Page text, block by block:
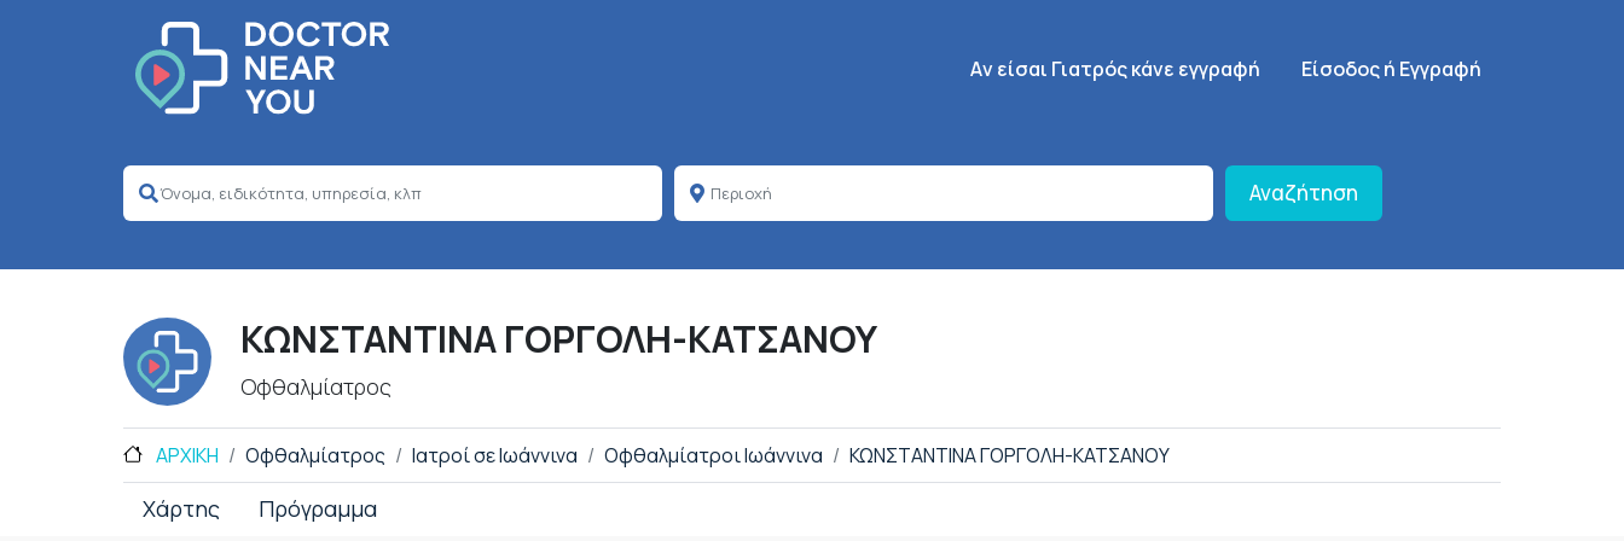
Κεντρική πλοήγηση
Aν είσαι Γιατρός κάνε εγγραφή SignUp Menu
Είσοδος ή Εγγραφή
Αναζήτηση
ΚΩΝΣΤΑΝΤΙΝΑ ΓΟΡΓΟΛΗ-ΚΑΤΣΑΝΟΥ
Οφθαλμίατρος
ΑΡΧΙΚΗ Οφθαλμίατρος Ιατροί σε Ιωάννινα Οφθαλμίατροι Ιωάννινα ΚΩΝΣΤΑΝΤΙΝΑ ΓΟΡΓΟΛΗ-ΚΑΤΣΑΝΟΥ
Χάρτης Πρόγραμμα